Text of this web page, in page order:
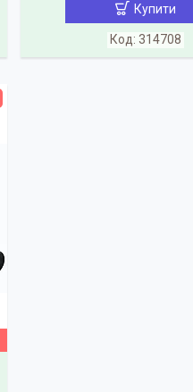
Купити
314708